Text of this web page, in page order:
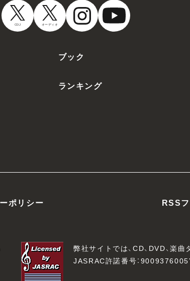
CDJ オーディオ
ブック
ランキング
ポリシー RSS
弊社サイトでは、CD、DVD、楽
JASRAC許諾番号：